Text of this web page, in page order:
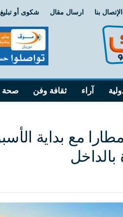
الإتصال بنا ارسال مقال شكوى أو تبليغ
آراء ثقافة وفن صحة
مع بداية